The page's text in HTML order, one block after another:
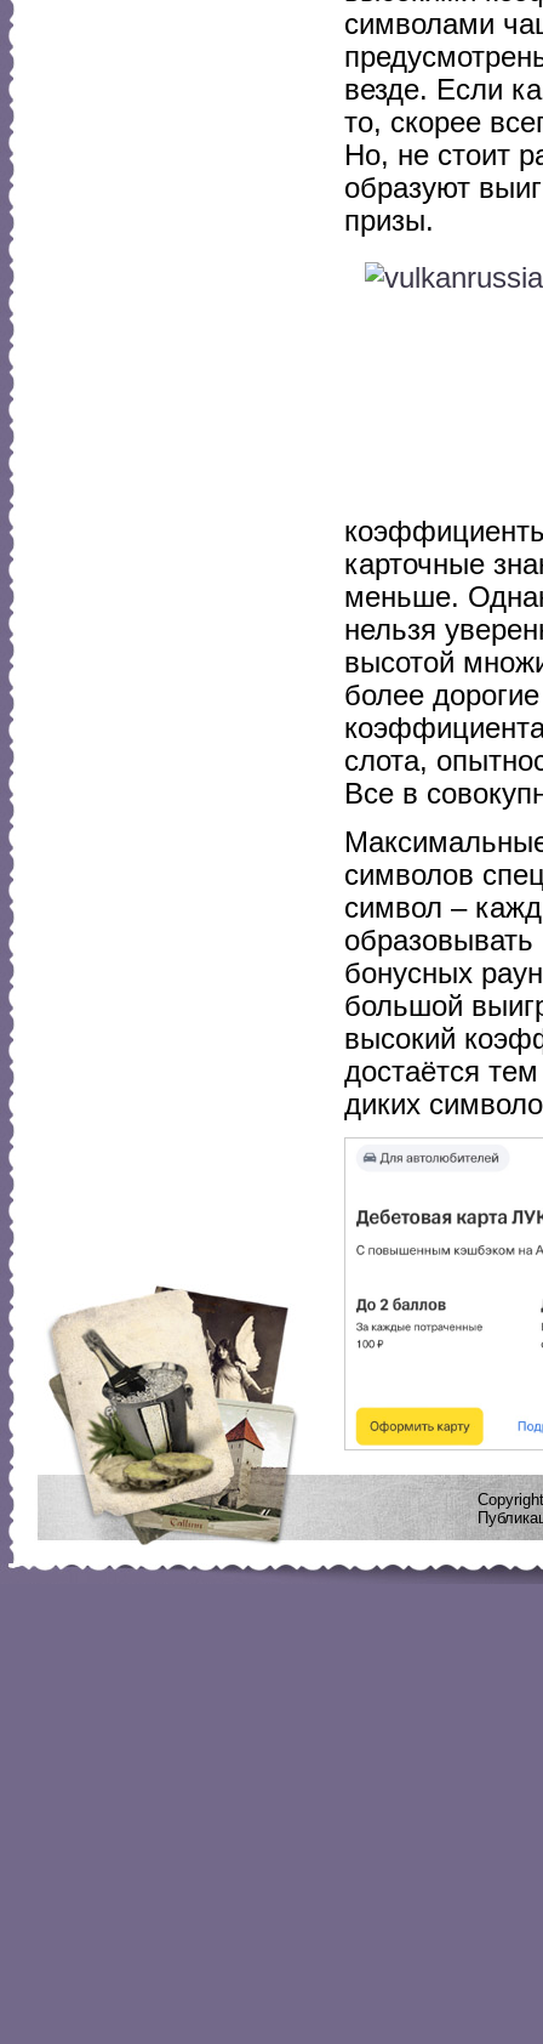
символами
везде. Если
то, скорее
Но, не стоит
образуют
призы.
карточные
меньше.
нельзя
высотой
более
слота,
Все в
символов
символ –
бонусных
большой
высокий
достаётся
диких